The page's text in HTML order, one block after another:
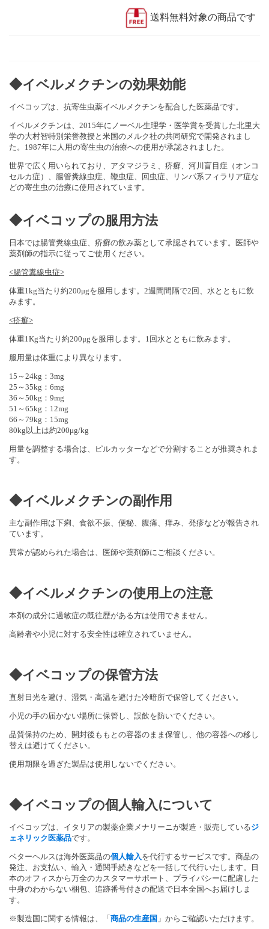
送料無料対象の商品です
◆イベルメクチンの効果効能
イベコップは、抗寄生虫薬イベルメクチンを配合した医薬品です。
イベルメクチンは、2015年にノーベル生理学・医学賞を受賞した北里大
学の大村智特別栄誉教授と米国のメルク社の共同研究で開発されまし
た。1987年に人用の寄生虫の治療への使用が承認されました。
世界で広く用いられており、アタマジラミ、疥癬、河川盲目症（オンコ
セルカ症）、腸管糞線虫症、鞭虫症、回虫症、リンパ系フィラリア症な
どの寄生虫の治療に使用されています。
◆イベコップの服用方法
日本では腸管糞線虫症、疥癬の飲み薬として承認されています。医師や
薬剤師の指示に従ってご使用ください。
<腸管糞線虫症>
体重1kg当たり約200μgを服用します。2週間間隔で2回、水とともに飲
みます。
<疥癬>
体重1Kg当たり約200μgを服用します。1回水とともに飲みます。
服用量は体重により異なります。
15～24kg：3mg
25～35kg：6mg
36～50kg：9mg
51～65kg：12mg
66～79kg：15mg
80kg以上は約200μg/kg
用量を調整する場合は、ピルカッターなどで分割することが推奨されま
す。
◆イベルメクチンの副作用
主な副作用は下痢、食欲不振、便秘、腹痛、痒み、発疹などが報告され
ています。
異常が認められた場合は、医師や薬剤師にご相談ください。
◆イベルメクチンの使用上の注意
本剤の成分に過敏症の既往歴がある方は使用できません。
高齢者や小児に対する安全性は確立されていません。
◆イベコップの保管方法
直射日光を避け、湿気・高温を避けた冷暗所で保管してください。
小児の手の届かない場所に保管し、誤飲を防いでください。
品質保持のため、開封後ももとの容器のまま保管し、 他の容器への移し
替えは避けてください。
使用期限を過ぎた製品は使用しないでください。
◆イベコップの個人輸入について
イベコップは、イタリアの製薬企業メナリーニが製造・ 販売しているジ
ェネリック医薬品です。
ベターヘルスは海外医薬品の個人輸入 を代行するサービスです。 商品の
発注、お支払い、輸入・ 通関手続きなどを一括して代行いたします。
日
本のオフィスから万全のカスタマーサポート、 プライバシーに配慮した
中身のわからない梱包、 追跡番号付きの配送で日本全国へお届けしま
す。
※製造国に関する情報は、「商品の生産国 」 からご確認いただけます。